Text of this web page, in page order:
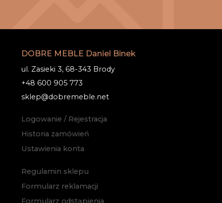
DOBRE MEBLE Daniel Binek
ul. Zasieki 3, 68-343 Brody
+48 600 905 773
sklep@dobremeble.net
Logowanie / Rejestracja
Historia zamówień
Ustawienia konta
Regulamin sklepu
Formularz reklamacji